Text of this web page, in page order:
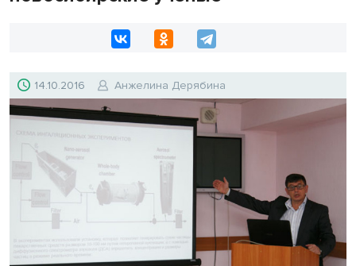
14.10.2016 Анжелина Дерябина